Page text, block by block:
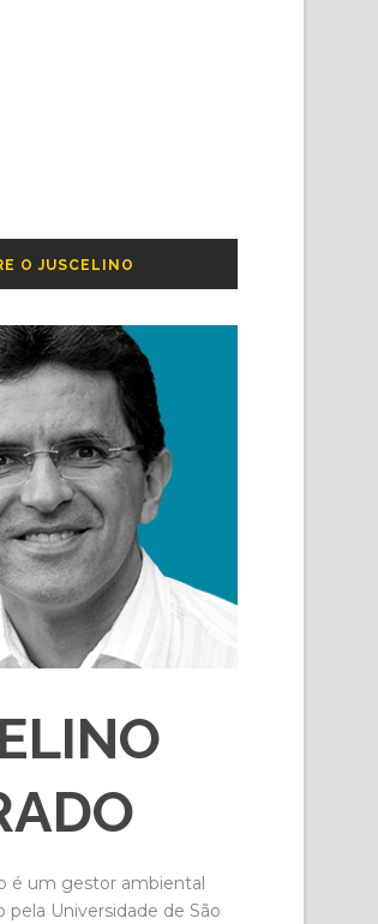
O JUSCELINO
é um gestor ambiental
pela Universidade de São